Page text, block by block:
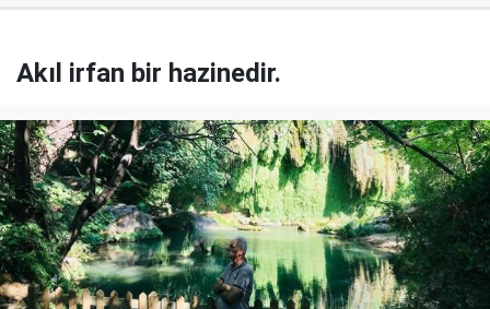
Akıl irfan bir hazinedir.